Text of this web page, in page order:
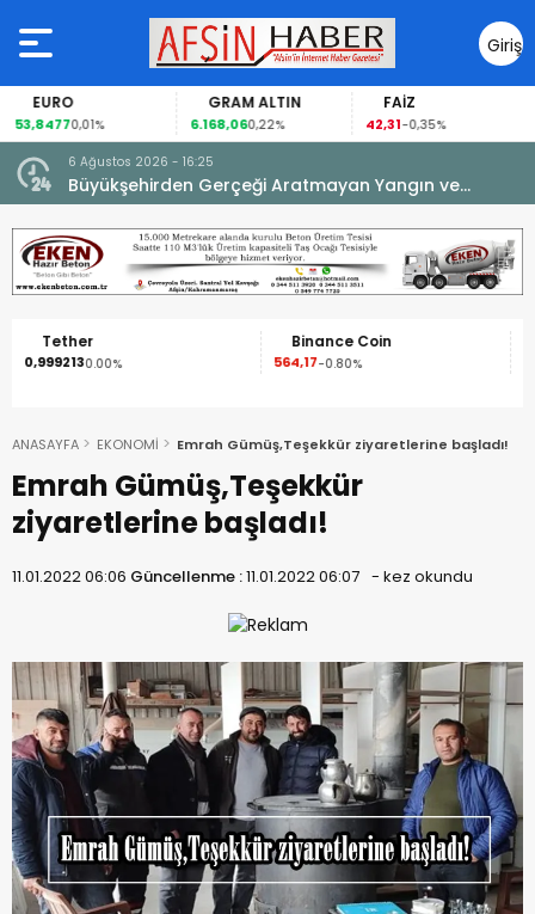
Giriş
Yap
EURO
53,84770,01%
GRAM ALTIN
6.168,060,22%
FAİZ
42,31-0,35%
6 Ağustos 2026 - 16:25
Büyükşehirden Gerçeği Aratmayan Yangın ve
Kurtarma Tatbikatı.
Tether
0,9992130.00%
Binance Coin
564,17-0.80%
ANASAYFA EKONOMİ Emrah Gümüş,Teşekkür ziyaretlerine başladı!
Emrah Gümüş,Teşekkür
ziyaretlerine başladı!
11.01.2022 06:06 Güncellenme :11.01.2022 06:07 - kez okundu